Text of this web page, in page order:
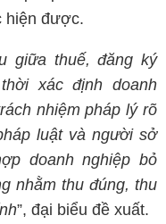
hiện được.
giữa thuế, đăng ký
xác định doanh
nhiệm pháp lý rõ
luật và người sở
doanh nghiệp bỏ
nhằm thu đúng, thu
”, đại biểu đề xuất.